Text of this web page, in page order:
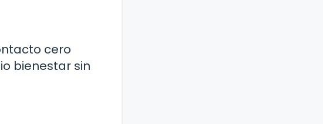
cero
bienestar sin